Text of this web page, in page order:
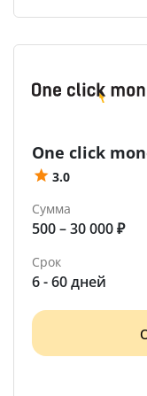
One click
3.0
Сумма
500 – 30 000 ₽
Срок
6 - 60 дней